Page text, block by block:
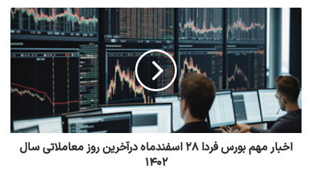
اخبار مهم بورس فردا ۲۸ اسفندماه درآخرین روز معاملاتی سال
۱۴۰۲